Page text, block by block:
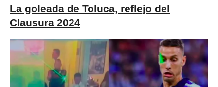
La goleada de Toluca, reflejo del
Clausura 2024